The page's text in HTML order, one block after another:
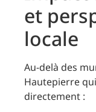
et
locale
Au-delà des
Hautepierre
directement :